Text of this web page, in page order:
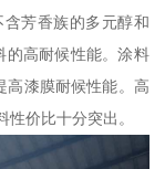
芳香族的多元醇和
的高耐候性能。涂料
高漆膜耐候性能。高
价比十分突出。